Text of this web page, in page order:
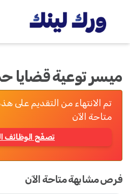
ميسر توعية قضايا
تم الانتهاء من التقديم على
متاحة الآن
تصفّح الوظائف
فرص مشابهة متاحة الآن